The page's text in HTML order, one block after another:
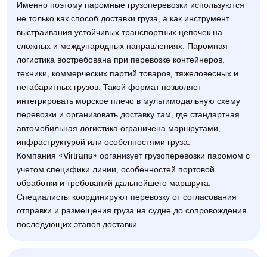
Именно поэтому паромные грузоперевозки используются
не только как способ доставки груза, а как инструмент
выстраивания устойчивых транспортных цепочек на
сложных и международных направлениях. Паромная
логистика востребована при перевозке контейнеров,
техники, коммерческих партий товаров, тяжеловесных и
негабаритных грузов. Такой формат позволяет
интегрировать морское плечо в мультимодальную схему
перевозки и организовать доставку там, где стандартная
автомобильная логистика ограничена маршрутами,
инфраструктурой или особенностями груза.
Компания «Virtrans» организует грузоперевозки паромом с
учетом специфики линии, особенностей портовой
обработки и требований дальнейшего маршрута.
Специалисты координируют перевозку от согласования
отправки и размещения груза на судне до сопровождения
последующих этапов доставки.